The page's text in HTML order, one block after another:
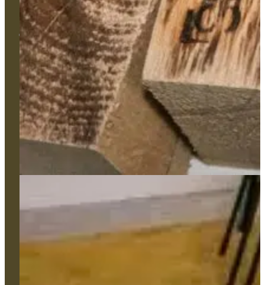
Services
Couleurs
Formation
Appui technique et gestion de projet
L'Atelier
Réalisations
Contact
106, avenue Pasteur 49100 Angers
contact@comtess.fr